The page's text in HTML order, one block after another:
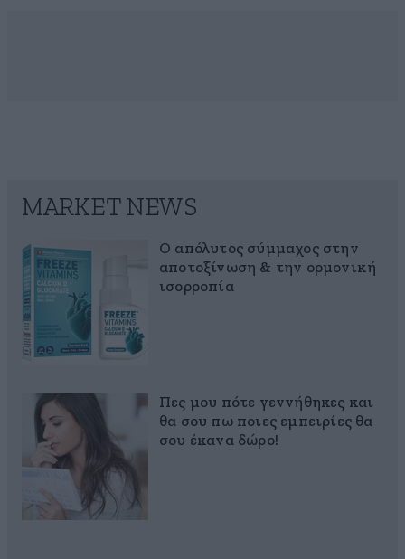
MARKET NEWS
Ο απόλυτος σύμμαχος στην
αποτοξίνωση & την ορμονική
ισορροπία
Πες μου πότε γεννήθηκες και
θα σου πω ποιες εμπειρίες θα
σου έκανα δώρο!